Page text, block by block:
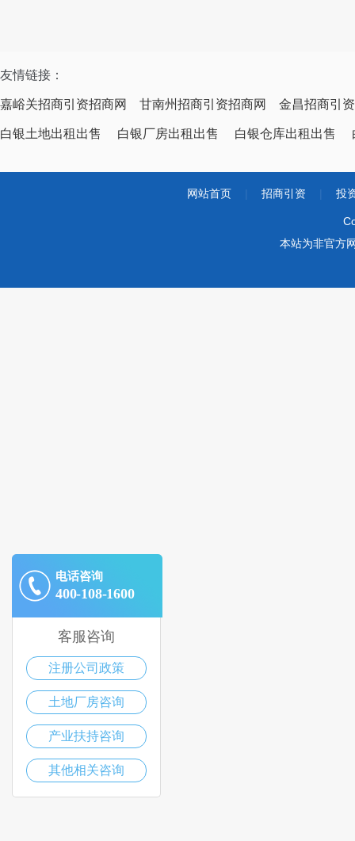
友情链接：
嘉峪关招商引资招商网 甘南州招商引资招商网 金昌招商引
白银土地出租出售 白银厂房出租出售 白银仓库出租出售
网站首页 招商引资 投
本站为非官方
电话咨询
400-108-1600
客服咨询
注册公司政策
土地厂房咨询
产业扶持咨询
其他相关咨询